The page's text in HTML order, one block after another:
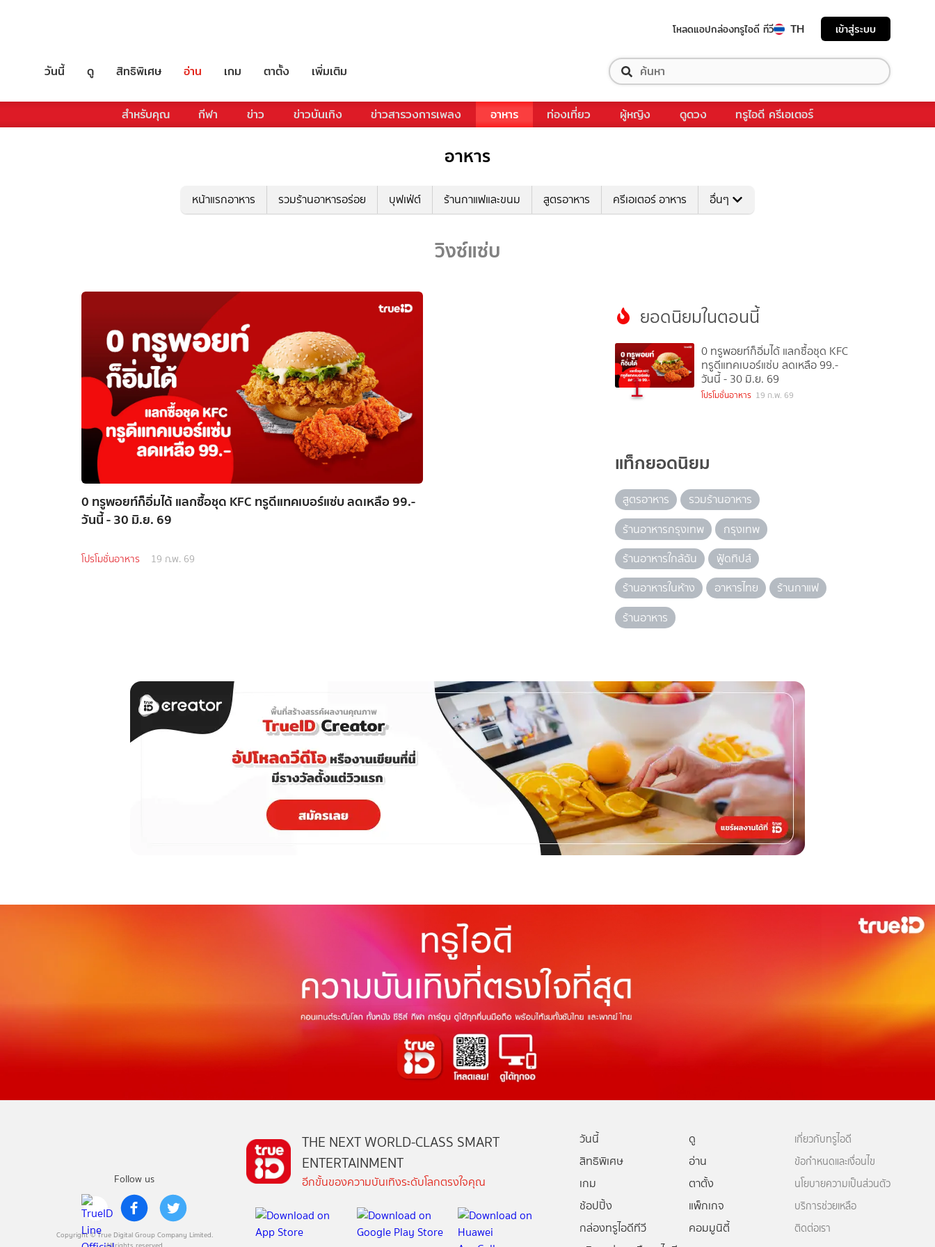
โหลดแอปกล่องทรูไอดี ทีวี TH เข้าสู่ระบบ
วันนี้ ดู สิทธิพิเศษ อ่าน เกม ตาตั้ง เพิ่มเติม
สำหรับคุณ กีฬา ข่าว ข่าวบันเทิง ข่าวสารวงการเพลง อาหาร ท่องเที่ยว ผู้หญิง ดูดวง ทรูไอดี ครีเอเตอร์
อาหาร
หน้าแรกอาหาร รวมร้านอาหารอร่อย บุฟเฟ่ต์ ร้านกาแฟและขนม สูตรอาหาร ครีเอเตอร์ อาหาร อื่นๆ
วิงซ์แซ่บ
0 ทรูพอยท์ก็อิ่มได้ แลกซื้อชุด KFC ทรูดีแทคเบอร์แซ่บ ลดเหลือ 99.-
วันนี้ - 30 มิ.ย. 69
โปรโมชั่นอาหาร 19 ก.พ. 69
ยอดนิยมในตอนนี้
1
0 ทรูพอยท์ก็อิ่มได้ แลกซื้อชุด KFC
ทรูดีแทคเบอร์แซ่บ ลดเหลือ 99.-
วันนี้ - 30 มิ.ย. 69
โปรโมชั่นอาหาร 19 ก.พ. 69
แท็กยอดนิยม
สูตรอาหาร
รวมร้านอาหาร
ร้านอาหารกรุงเทพ
กรุงเทพ
ร้านอาหารใกล้ฉัน
ฟู้ดทิปส์
ร้านอาหารในห้าง
อาหารไทย
ร้านกาแฟ
ร้านอาหาร
Follow us
Copyright © True Digital Group Company Limited.
THE NEXT WORLD-CLASS SMART
ENTERTAINMENT
อีกขั้นของความบันเทิงระดับโลกตรงใจคุณ
วันนี้
ดู
สิทธิพิเศษ
อ่าน
เกม
ตาตั้ง
ช้อปปิ้ง
แพ็กเกจ
กล่องทรูไอดีทีวี
คอมมูนิตี้
เกี่ยวกับทรูไอดี
ข้อกำหนดและเงื่อนไข
นโยบายความเป็นส่วนตัว
บริการช่วยเหลือ
ติดต่อเรา